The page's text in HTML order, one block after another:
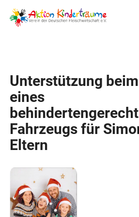
Inhalt
springen
Unterstützung
eines
Fahrzeugs für
Eltern